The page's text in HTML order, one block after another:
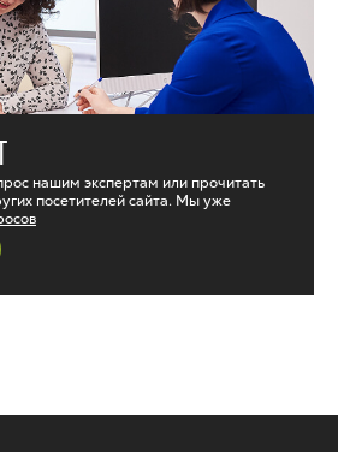
нашим экспертам или прочитать
посетителей сайта. Мы уже